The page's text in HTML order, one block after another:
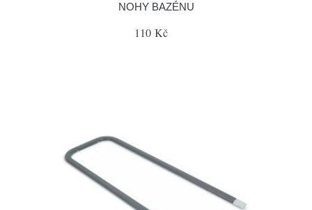
NOHY BAZÉNU
110 Kč